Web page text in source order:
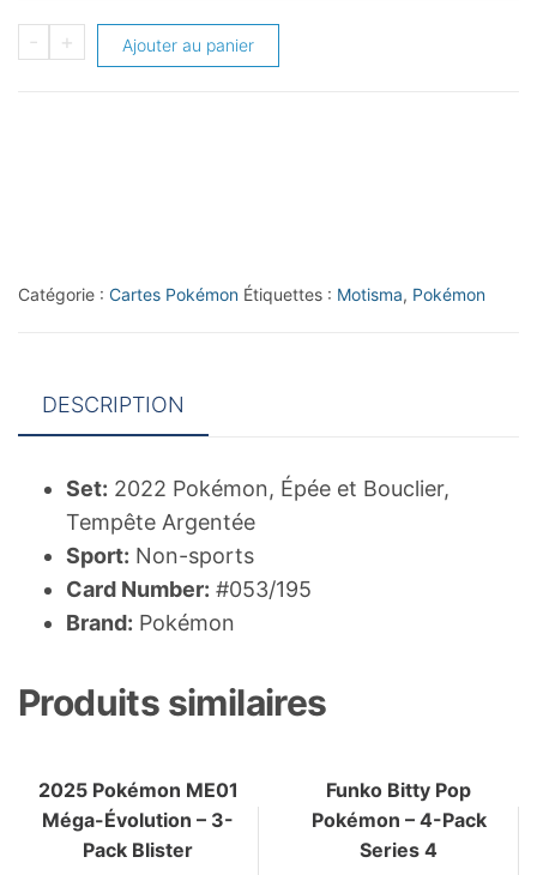
-
quantité
+ Ajouter au panier
Catégorie : Cartes Pokémon Étiquettes : Motisma, Pokémon
DESCRIPTION
Set: 2022 Pokémon, Épée et Bouclier,
Tempête Argentée
Sport: Non-sports
Card Number: #053/195
Brand: Pokémon
Produits similaires
2025 Pokémon ME01
Méga-Évolution – 3-
Pack Blister
Funko Bitty Pop
Pokémon – 4-Pack
Series 4